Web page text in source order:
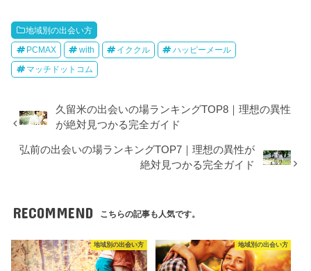
地域別の出会い方
PCMAX with イククル ハッピーメール
マッチドットコム
久留米の出会いの場ランキングTOP8｜理想の異性
が絶対見つかる完全ガイド
弘前の出会いの場ランキングTOP7｜理想の異性が
絶対見つかる完全ガイド
RECOMMEND こちらの記事も人気です。
地域別の出会い方 地域別の出会い方